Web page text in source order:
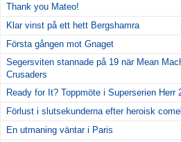
Thank you Mateo!
Klar vinst på ett hett Bergshamra
Första gången mot Gnaget
Segersviten stannade på 19 när Mean
Crusaders
Ready for It? Toppmöte i Superserien Herr
Förlust i slutsekunderna efter heroisk
En utmaning väntar i Paris